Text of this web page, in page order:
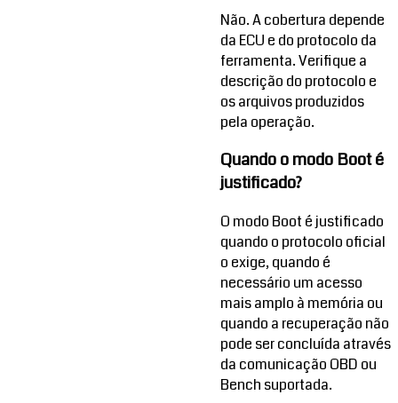
Não. A cobertura depende
da ECU e do protocolo da
ferramenta. Verifique a
descrição do protocolo e
os arquivos produzidos
pela operação.
Quando o modo Boot é
justificado?
O modo Boot é justificado
quando o protocolo oficial
o exige, quando é
necessário um acesso
mais amplo à memória ou
quando a recuperação não
pode ser concluída através
da comunicação OBD ou
Bench suportada.